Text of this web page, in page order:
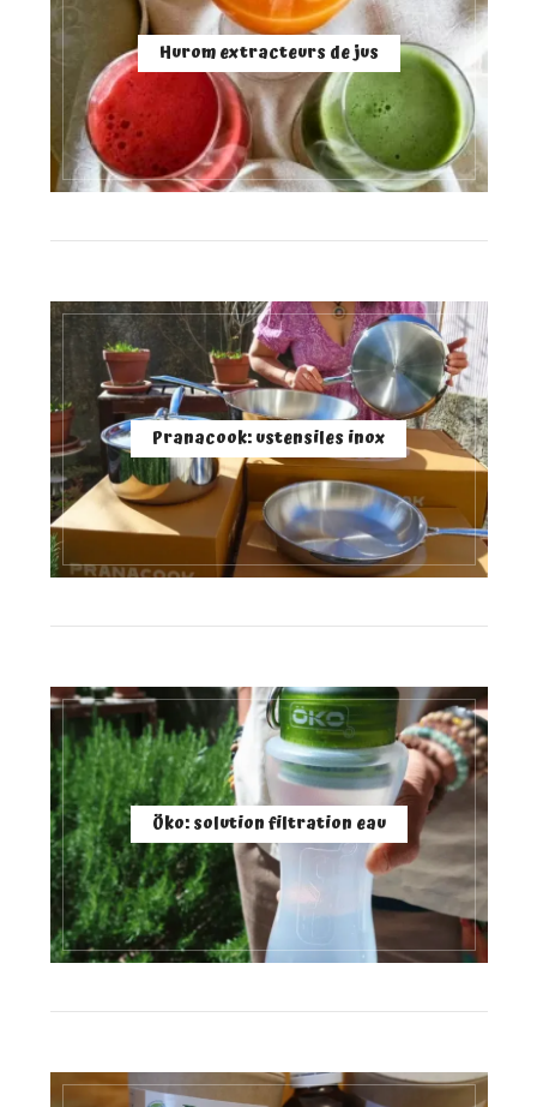
Hurom extracteurs de jus
Pranacook: ustensiles inox
Öko: solution filtration eau